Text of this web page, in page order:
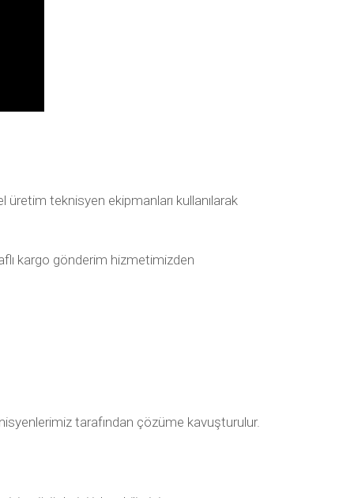
teknisyen ekipmanları kullanılarak
kargo gönderim hizmetimizden
tarafından çözüme kavuşturulur.